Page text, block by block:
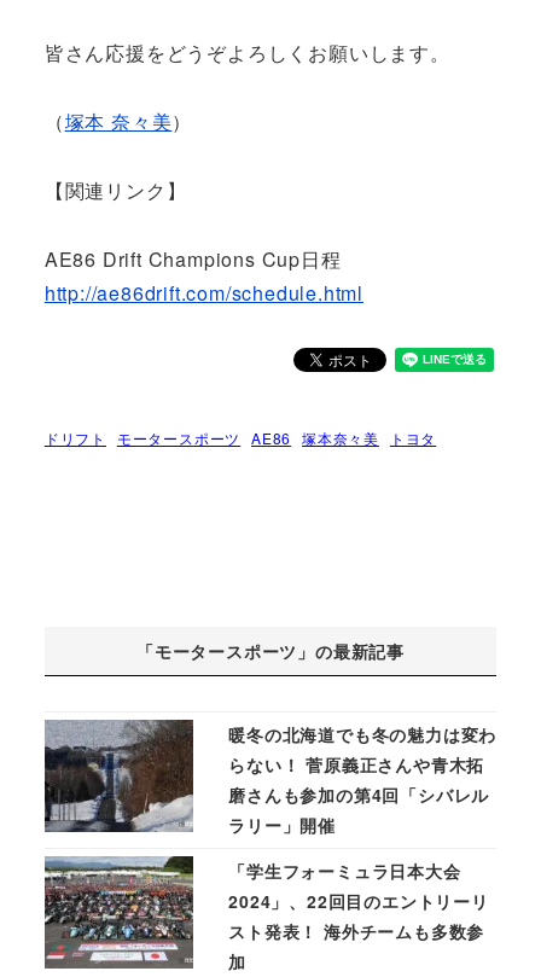
皆さん応援をどうぞよろしくお願いします。
（塚本 奈々美）
【関連リンク】
AE86 Drift Champions Cup日程
http://ae86drift.com/schedule.html
ドリフト モータースポーツ AE86 塚本奈々美 トヨタ
「モータースポーツ」の最新記事
暖冬の北海道でも冬の魅力は変わ
らない！ 菅原義正さんや青木拓
磨さんも参加の第4回「シバレル
ラリー」開催
「学生フォーミュラ日本大会
2024」、22回目のエントリーリ
スト発表！ 海外チームも多数参
加